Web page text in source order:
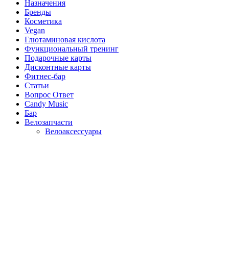
Назначения
Бренды
Косметика
Vegan
Глютаминовая кислота
Функциональный тренинг
Подарочные карты
Дисконтные карты
Фитнес-бар
Статьи
Вопрос Ответ
Candy Music
Бар
Велозапчасти
Велоаксессуары